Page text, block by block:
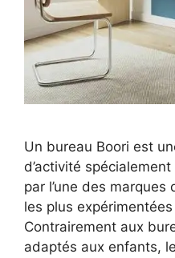
Un bureau Boori est
d’activité
par l’une des
les plus
Contrairement aux
adaptés aux enfants,